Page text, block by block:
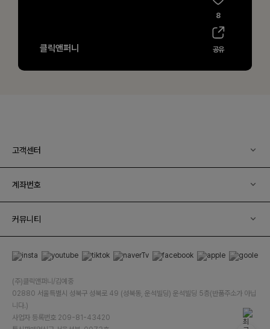
고객센터
계좌번호
커뮤니티
(주)클릭앤퍼니/김예중
02880 서울특별시 성북구 성북로 49 (성북동, 운석빌딩) 운석빌딩 5층(반품주소가 아닙
니다.)
사업자 등록번호 209-81-43420